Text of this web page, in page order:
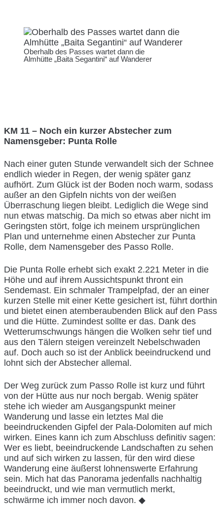
Oberhalb des Passes wartet dann die
Almhütte „Baita Segantini“ auf Wanderer
KM 11 – Noch ein kurzer Abstecher zum
Namensgeber: Punta Rolle
Nach einer guten Stunde verwandelt sich der Schnee
endlich wieder in Regen, der wenig später ganz
aufhört. Zum Glück ist der Boden noch warm, sodass
außer an den Gipfeln nichts von der weißen
Überraschung liegen bleibt. Lediglich die Wege sind
nun etwas matschig. Da mich so etwas aber nicht im
Geringsten stört, folge ich meinem ursprünglichen
Plan und unternehme einen Abstecher zur Punta
Rolle, dem Namensgeber des Passo Rolle.
Die Punta Rolle erhebt sich exakt 2.221 Meter in die
Höhe und auf ihrem Aussichtspunkt thront ein
Sendemast. Ein schmaler Trampelpfad, der an einer
kurzen Stelle mit einer Kette gesichert ist, führt dorthin
und bietet einen atemberaubenden Blick auf den Pass
und die Hütte. Zumindest sollte er das. Dank des
Wetterumschwungs hängen die Wolken sehr tief und
aus den Tälern steigen vereinzelt Nebelschwaden
auf. Doch auch so ist der Anblick beeindruckend und
lohnt sich der Abstecher allemal.
Der Weg zurück zum Passo Rolle ist kurz und führt
von der Hütte aus nur noch bergab. Wenig später
stehe ich wieder am Ausgangspunkt meiner
Wanderung und lasse ein letztes Mal die
beeindruckenden Gipfel der Pala-Dolomiten auf mich
wirken. Eines kann ich zum Abschluss definitiv sagen:
Wer es liebt, beeindruckende Landschaften zu sehen
und auf sich wirken zu lassen, für den wird diese
Wanderung eine äußerst lohnenswerte Erfahrung
sein. Mich hat das Panorama jedenfalls nachhaltig
beeindruckt, und wie man vermutlich merkt,
schwärme ich immer noch davon. ◆